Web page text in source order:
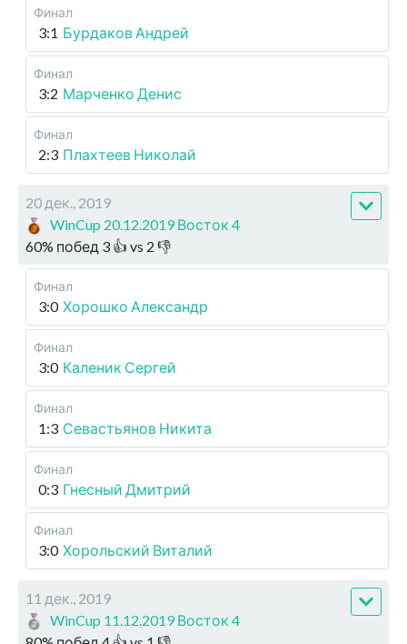
Финал
3:1 Бурдаков Андрей
Финал
3:2 Марченко Денис
Финал
2:3 Плахтеев Николай
20 дек., 2019
WinCup 20.12.2019 Восток 4
60% побед 3 👍 vs 2 👎
Финал
3:0 Хорошко Александр
Финал
3:0 Каленик Сергей
Финал
1:3 Севастьянов Никита
Финал
0:3 Гнесный Дмитрий
Финал
3:0 Хорольский Виталий
11 дек., 2019
WinCup 11.12.2019 Восток 4